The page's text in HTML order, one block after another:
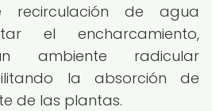
recirculación de agua
el encharcamiento,
ambiente radicular
la absorción de
de las plantas.